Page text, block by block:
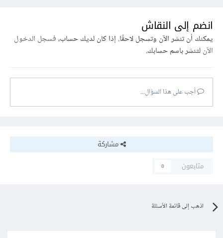
انضم إلى النقاش
يمكنك أن تنشر الآن وتسجل لاحقًا. إذا كان لديك حساب،فسجل الدخول
الآنلتنشر باسم حسابك.
أجب على هذا السؤال...
مشاركة
متابعون
0
اذهب إلى قائمة الأسئلة